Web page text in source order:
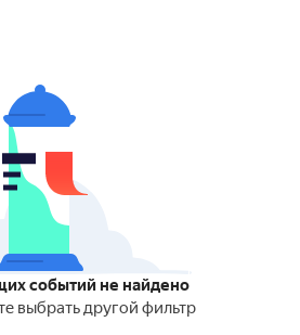
событий не найдено
выбрать другой фильтр